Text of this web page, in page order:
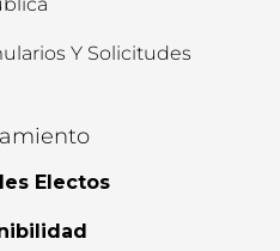
Y Solicitudes
Electos